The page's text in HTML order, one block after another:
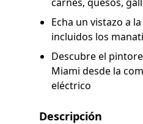
Echa un vistazo a
incluidos los
Descubre el
Miami desde la
eléctrico
Descripción